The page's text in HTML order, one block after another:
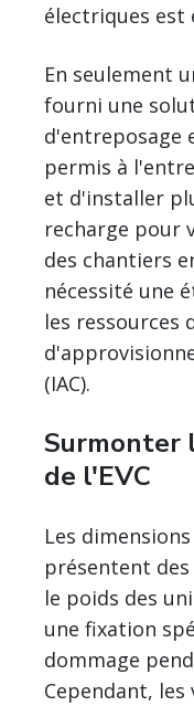
électriques est
En seulement
fourni une
d'entreposage
permis à
et d'installer
recharge pour
des chantiers
nécessité une
les ressources
(IAC).
Surmonter
de l'EVC
Les
présentent
le poids des
une fixation
dommage
Cependant,